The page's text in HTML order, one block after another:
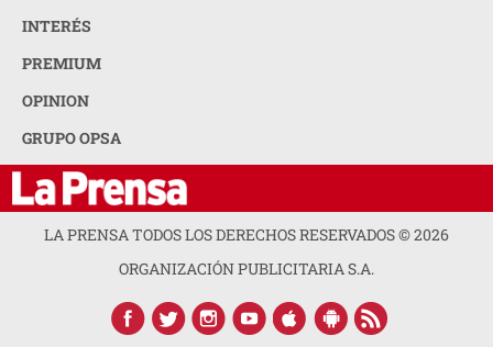
INTERÉS
PREMIUM
OPINION
GRUPO OPSA
LA PRENSA TODOS LOS DERECHOS RESERVADOS ©2026
ORGANIZACIÓN PUBLICITARIA S.A.